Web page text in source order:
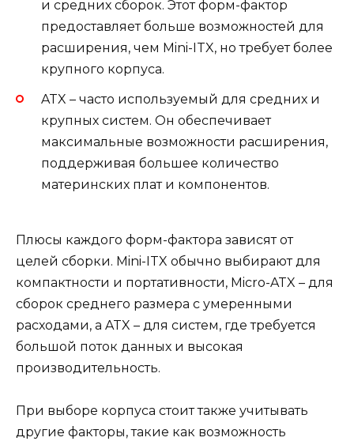
и средних сборок. Этот форм-фактор
предоставляет больше возможностей для
расширения, чем Mini-ITX, но требует более
крупного корпуса.
ATX – часто используемый для средних и
крупных систем. Он обеспечивает
максимальные возможности расширения,
поддерживая большее количество
материнских плат и компонентов.
Плюсы каждого форм-фактора зависят от
целей сборки. Mini-ITX обычно выбирают для
компактности и портативности, Micro-ATX – для
сборок среднего размера с умеренными
расходами, а ATX – для систем, где требуется
большой поток данных и высокая
производительность.
При выборе корпуса стоит также учитывать
другие факторы, такие как возможность